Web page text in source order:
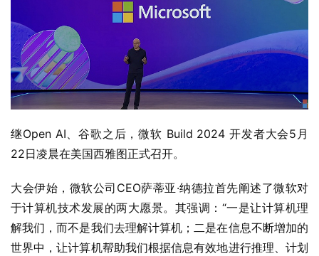
继Open AI、谷歌之后，微软 Build 2024 开发者大会5月
22日凌晨在美国西雅图正式召开。
大会伊始，微软公司CEO萨蒂亚·纳德拉首先阐述了微软对
于计算机技术发展的两大愿景。其强调：“一是让计算机理
解我们，而不是我们去理解计算机；二是在信息不断增加的
世界中，让计算机帮助我们根据信息有效地进行推理、计划